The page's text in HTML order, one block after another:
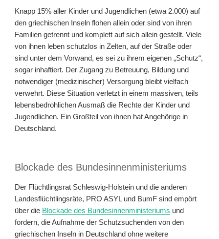
Knapp 15% aller Kinder und Jugendlichen (etwa 2.000) auf
den griechischen Inseln flohen allein oder sind von ihren
Familien getrennt und komplett auf sich allein gestellt. Viele
von ihnen leben schutzlos in Zelten, auf der Straße oder
sind unter dem Vorwand, es sei zu ihrem eigenen „Schutz“,
sogar inhaftiert. Der Zugang zu Betreuung, Bildung und
notwendiger (medizinischer) Versorgung bleibt vielfach
verwehrt. Diese Situation verletzt in einem massiven, teils
lebensbedrohlichen Ausmaß die Rechte der Kinder und
Jugendlichen. Ein Großteil von ihnen hat Angehörige in
Deutschland.
Blockade des Bundesinnenministeriums
Der Flüchtlingsrat Schleswig-Holstein und die anderen
Landesflüchtlingsräte, PRO ASYL und BumF sind empört
über die Blockade des Bundesinnenministeriums und
fordern, die Aufnahme der Schutzsuchenden von den
griechischen Inseln in Deutschland ohne weitere